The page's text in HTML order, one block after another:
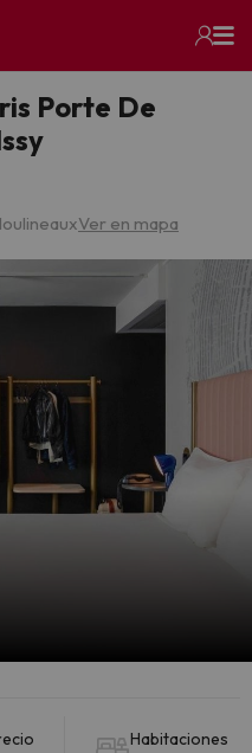
Porte De
Ver en mapa
Habitaciones